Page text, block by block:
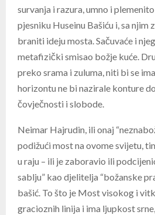
survanja i razura, umno i
pjesniku Huseinu Bašiću i, sa njim
braniti ideju mosta. Sačuvaće i
metafizički smisao božje kuće.
preko srama i zuluma, niti bi se
horizontu ne bi nazirale konture
čovječnosti i slobode.
Neimar Hajrudin, ili onaj
podižući most na ovome svijetu,
u raju – ili je zaboravio ili
sablju” kao djelitelja “božanske
bašić. To što je Most visokog i
gracioznih linija i ima ljupkost